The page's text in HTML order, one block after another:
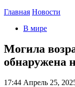
Главная Новости
В мире
Могила
обнаружена
17:44 Апрель 25,